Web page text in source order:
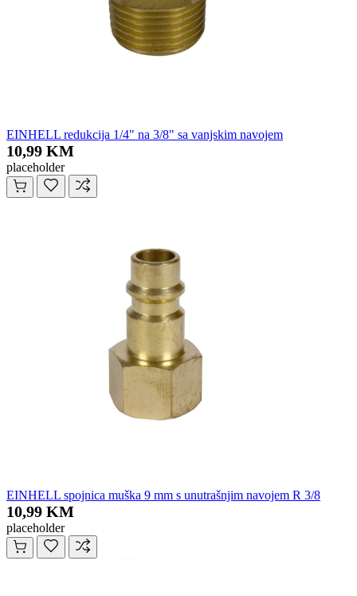
EINHELL redukcija 1/4" na 3/8" sa vanjskim navojem
10,99 KM
placeholder
EINHELL spojnica muška 9 mm s unutrašnjim navojem R 3/8
10,99 KM
placeholder